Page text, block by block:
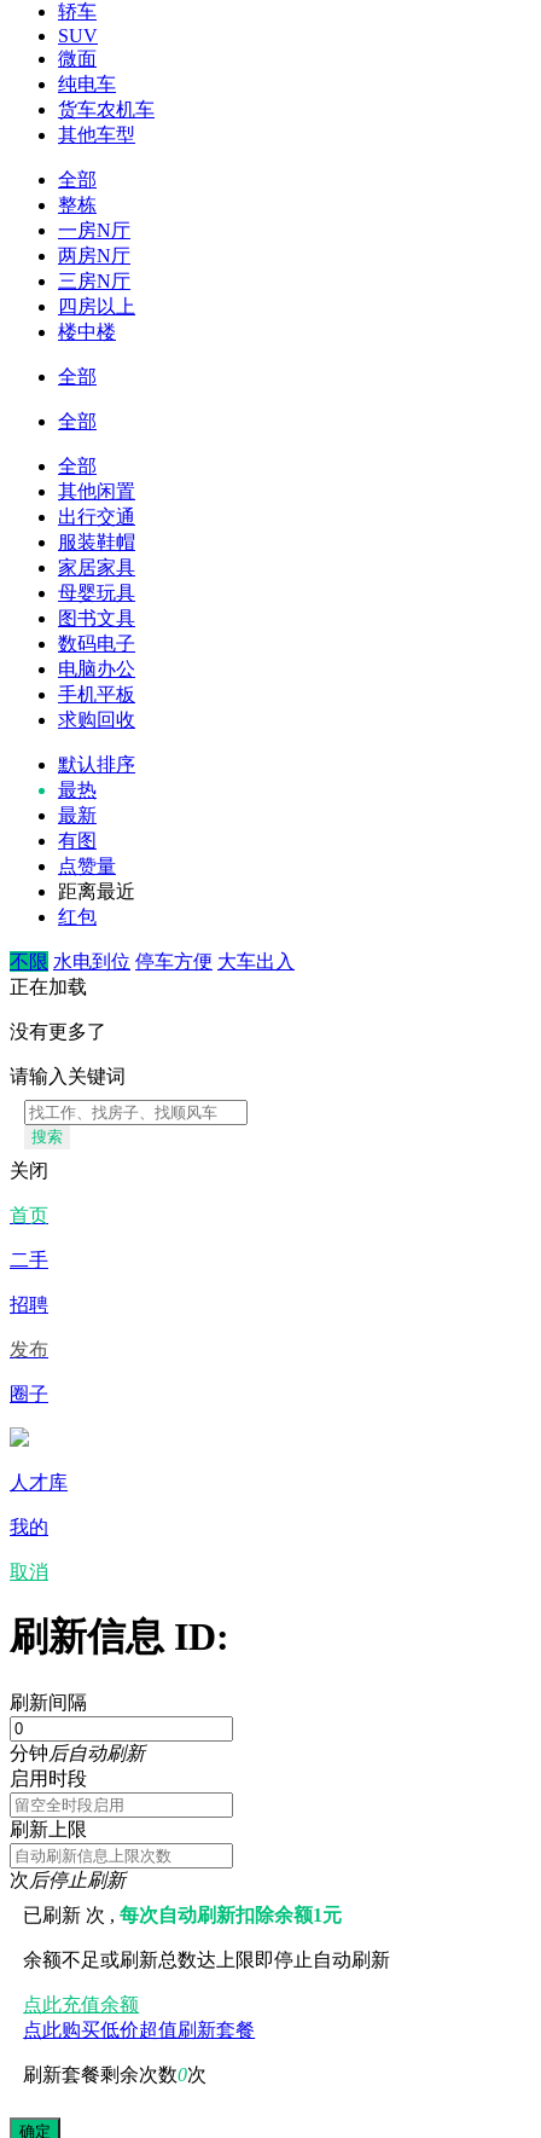
轿车
SUV
微面
纯电车
货车农机车
其他车型
全部
整栋
一房N厅
两房N厅
三房N厅
四房以上
楼中楼
全部
全部
全部
其他闲置
出行交通
服装鞋帽
家居家具
母婴玩具
图书文具
数码电子
电脑办公
手机平板
求购回收
默认排序
最热
最新
有图
点赞量
距离最近
红包
不限 水电到位 停车方便 大车出入
正在加载
没有更多了
请输入关键词
搜索
关闭
首页
二手
招聘
发布
圈子
人才库
我的
取消
刷新信息 ID:
刷新间隔
分钟后自动刷新
启用时段
刷新上限
次后停止刷新
已刷新 次 ,每次自动刷新扣除余额1元
余额不足或刷新总数达上限即停止自动刷新
点此充值余额
点此购买低价超值刷新套餐
刷新套餐剩余次数0次